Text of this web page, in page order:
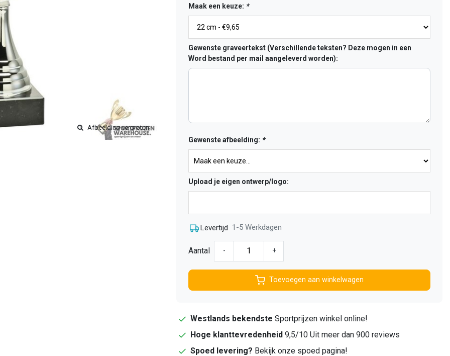
Afbeelding vergroten
Maak een keuze: *
Gewenste graveertekst (Verschillende teksten? Deze mogen in een
Word bestand per mail aangeleverd worden):
Gewenste afbeelding: *
Upload je eigen ontwerp/logo:
Levertijd 1-5 Werkdagen
Aantal - +
Toevoegen aan winkelwagen
Westlands bekendste Sportprijzen winkel online!
Hoge klanttevredenheid 9,5/10 Uit meer dan 900 reviews
Spoed levering? Bekijk onze spoed pagina!